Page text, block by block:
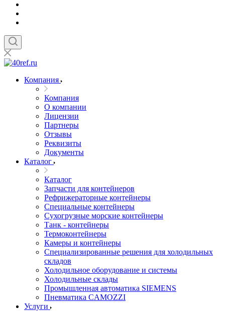
Компания
Компания
О компании
Лицензии
Партнеры
Отзывы
Реквизиты
Документы
Каталог
Каталог
Запчасти для контейнеров
Рефрижераторные контейнеры
Специальные контейнеры
Сухогрузные морские контейнеры
Танк - контейнеры
Термоконтейнеры
Камеры и контейнеры
Специализированные решения для холодильных
складов
Холодильное оборудование и системы
Холодильные склады
Промышленная автоматика SIEMENS
Пневматика CAMOZZI
Услуги